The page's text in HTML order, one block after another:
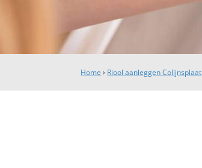
Home › Riool aanleggen Colijnsplaat